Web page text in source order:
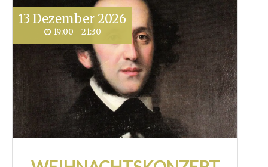
13 Dezember 2026
19:00 - 21:30